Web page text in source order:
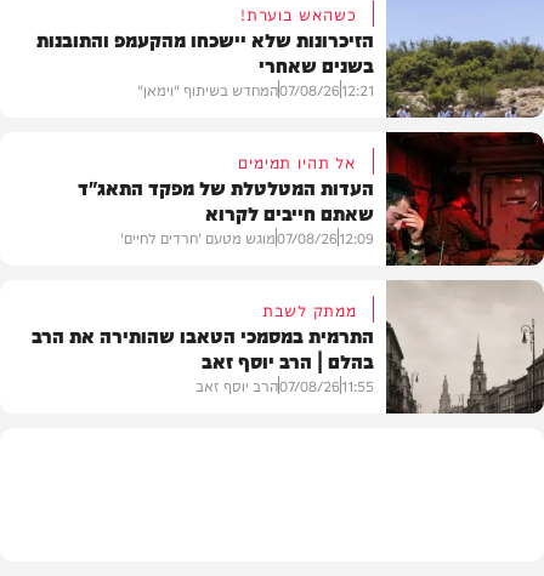
וידאו
כשהאש בוערת!
הזיכרונות שלא יישכחו מהקעמפ והתובנות
בשנים שאחרי
12:21
07/08/26המחדש בשיתוף "וימאן"
דעות
אל תהיו תמימים
העדות המטלטלת של מפקד התאג"ד
שאתם חייבים לקרוא
12:09
07/08/26מוגש מטעם 'חרדים לחיים'
ממתק לשבת
התרמית במסמכי הטאבו שהותירה את הרב
בהלם | הרב יוסף זאב
11:55
07/08/26הרב יוסף זאב